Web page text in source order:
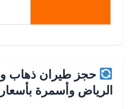
حجز طيران ذهاب
الرياض وأسمرة بأسعار